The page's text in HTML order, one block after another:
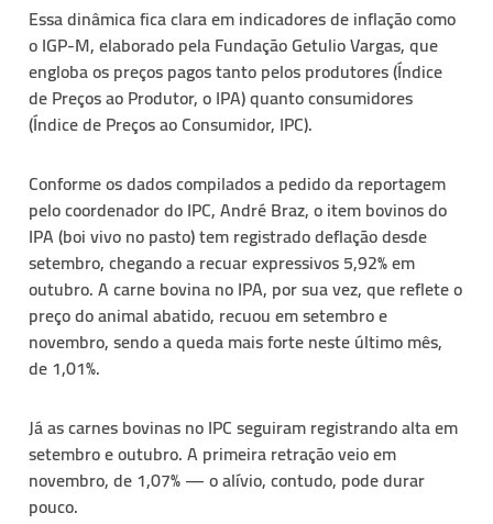
Essa dinâmica fica clara em indicadores de inflação como
o IGP-M, elaborado pela Fundação Getulio Vargas, que
engloba os preços pagos tanto pelos produtores (Índice
de Preços ao Produtor, o IPA) quanto consumidores
(Índice de Preços ao Consumidor, IPC).
Conforme os dados compilados a pedido da reportagem
pelo coordenador do IPC, André Braz, o item bovinos do
IPA (boi vivo no pasto) tem registrado deflação desde
setembro, chegando a recuar expressivos 5,92% em
outubro. A carne bovina no IPA, por sua vez, que reflete o
preço do animal abatido, recuou em setembro e
novembro, sendo a queda mais forte neste último mês,
de 1,01%.
Já as carnes bovinas no IPC seguiram registrando alta em
setembro e outubro. A primeira retração veio em
novembro, de 1,07% — o alívio, contudo, pode durar
pouco.